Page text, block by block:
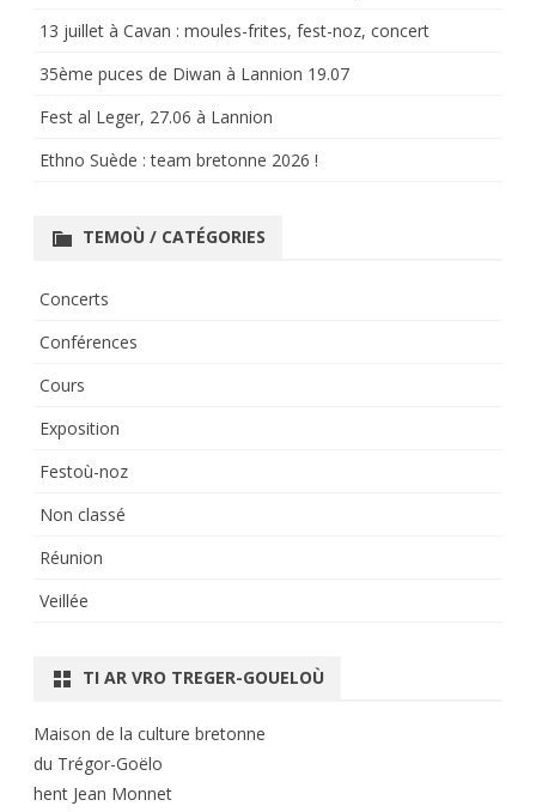
13 juillet à Cavan : moules-frites, fest-noz, concert
35ème puces de Diwan à Lannion 19.07
Fest al Leger, 27.06 à Lannion
Ethno Suède : team bretonne 2026 !
TEMOÙ / CATÉGORIES
Concerts
Conférences
Cours
Exposition
Festoù-noz
Non classé
Réunion
Veillée
TI AR VRO TREGER-GOUELOÙ
Maison de la culture bretonne
du Trégor-Goëlo
hent Jean Monnet